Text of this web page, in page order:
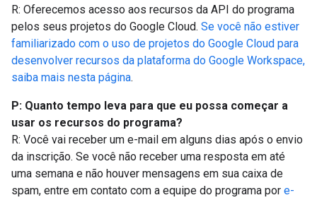
R: Oferecemos acesso aos recursos da API do programa
pelos seus projetos do Google Cloud. Se você não estiver
familiarizado com o uso de projetos do Google Cloud para
desenvolver recursos da plataforma do Google Workspace,
saiba mais nesta página.
P: Quanto tempo leva para que eu possa começar a
usar os recursos do programa?
R: Você vai receber um e-mail em alguns dias após o envio
da inscrição. Se você não receber uma resposta em até
uma semana e não houver mensagens em sua caixa de
spam, entre em contato com a equipe do programa por e-